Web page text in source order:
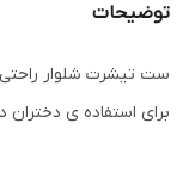
توضیحات
ست تیشرت شلوار راحتی
برای استفاده ی دختران